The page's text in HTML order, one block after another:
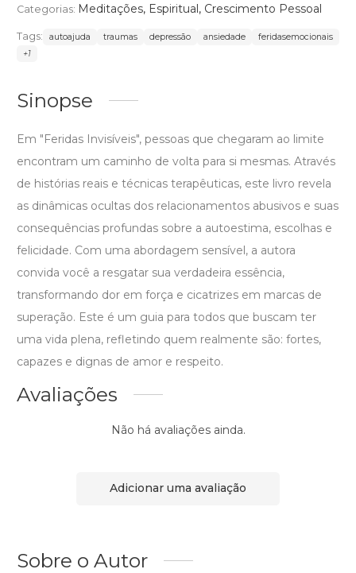
Categorias: Meditações, Espiritual, Crescimento Pessoal
Tags: autoajuda traumas depressão ansiedade
feridasemocionais
+1
Sinopse
Em "Feridas Invisíveis", pessoas que chegaram ao limite
encontram um caminho de volta para si mesmas. Através
de histórias reais e técnicas terapêuticas, este livro revela
as dinâmicas ocultas dos relacionamentos abusivos e suas
consequências profundas sobre a autoestima, escolhas e
felicidade. Com uma abordagem sensível, a autora
convida você a resgatar sua verdadeira essência,
transformando dor em força e cicatrizes em marcas de
superação. Este é um guia para todos que buscam ter
uma vida plena, refletindo quem realmente são: fortes,
capazes e dignas de amor e respeito.
Avaliações
Não há avaliações ainda.
Adicionar uma avaliação
Sobre o Autor